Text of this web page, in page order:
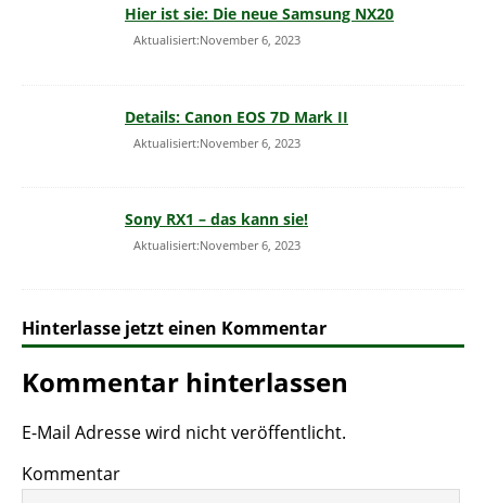
Hier ist sie: Die neue Samsung NX20
Aktualisiert:November 6, 2023
Details: Canon EOS 7D Mark II
Aktualisiert:November 6, 2023
Sony RX1 – das kann sie!
Aktualisiert:November 6, 2023
Hinterlasse jetzt einen Kommentar
Kommentar hinterlassen
E-Mail Adresse wird nicht veröffentlicht.
Kommentar